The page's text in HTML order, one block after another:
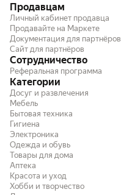
Продавцам
Личный кабинет продавца
Продавайте на Маркете
Документация для партнёров
Сайт для партнёров
Сотрудничество
Реферальная программа
Категории
Досуг и развлечения
Мебель
Бытовая техника
Гигиена
Электроника
Одежда и обувь
Товары для дома
Аптека
Красота и уход
Хобби и творчество